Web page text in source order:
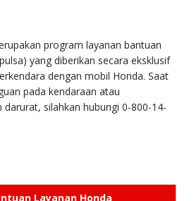
program layanan bantuan
yang diberikan secara eksklusif
dengan mobil Honda. Saat
pada kendaraan atau
silahkan hubungi 0-800-14-
Layanan Honda